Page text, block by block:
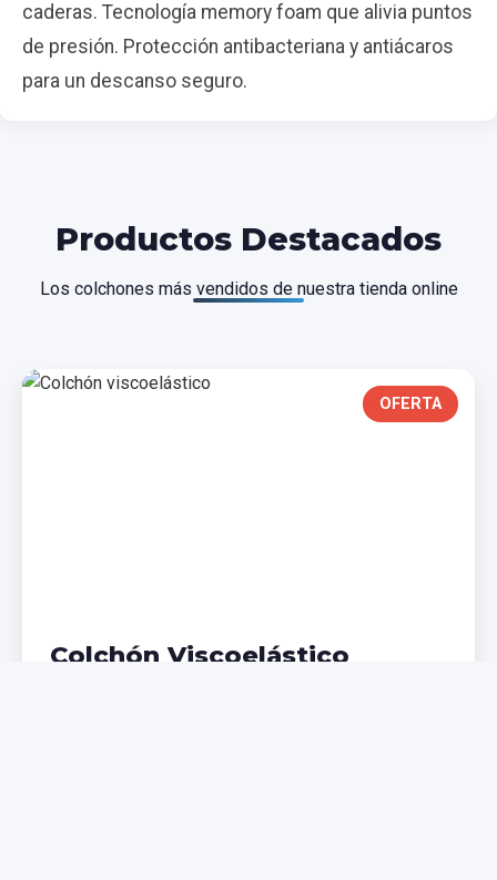
caderas. Tecnología memory foam que alivia puntos
de presión. Protección antibacteriana y antiácaros
para un descanso seguro.
Productos Destacados
Los colchones más vendidos de nuestra tienda online
OFERTA
Colchón Viscoelástico